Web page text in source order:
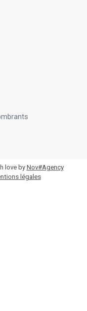
love by Nov#Agency
légales